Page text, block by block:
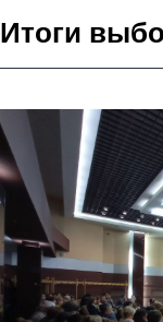
Итоги